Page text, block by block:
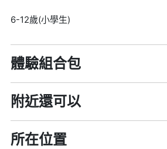
6-12歲(小學生)
體驗組合包
附近還可以
所在位置